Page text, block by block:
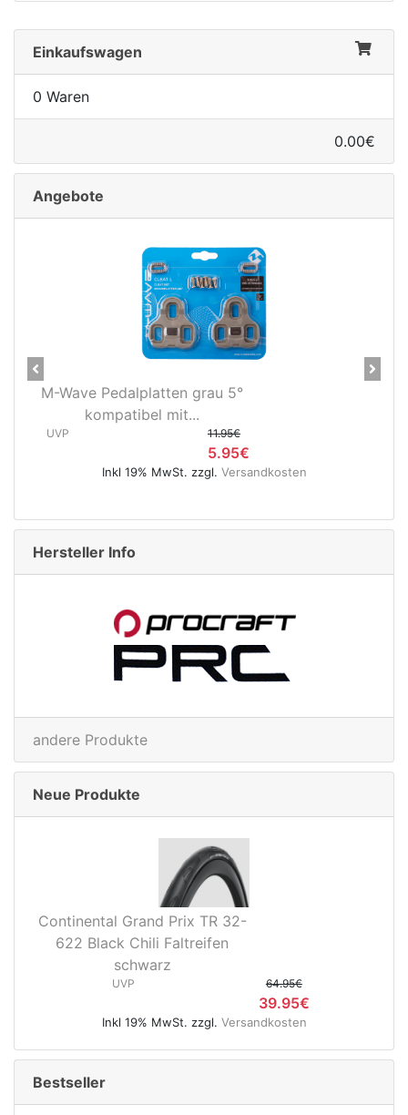
Einkaufswagen
0 Waren
0.00€
Angebote
grau 5°
11.95€
Versandkosten
UVP
Previous Next
Hersteller Info
andere Produkte
Neue Produkte
Continental Grand Prix TR 32-
622 Black Chili Faltreifen
schwarz
UVP 64.95€
39.95€
Inkl 19% MwSt. zzgl. Versandkosten
Bestseller